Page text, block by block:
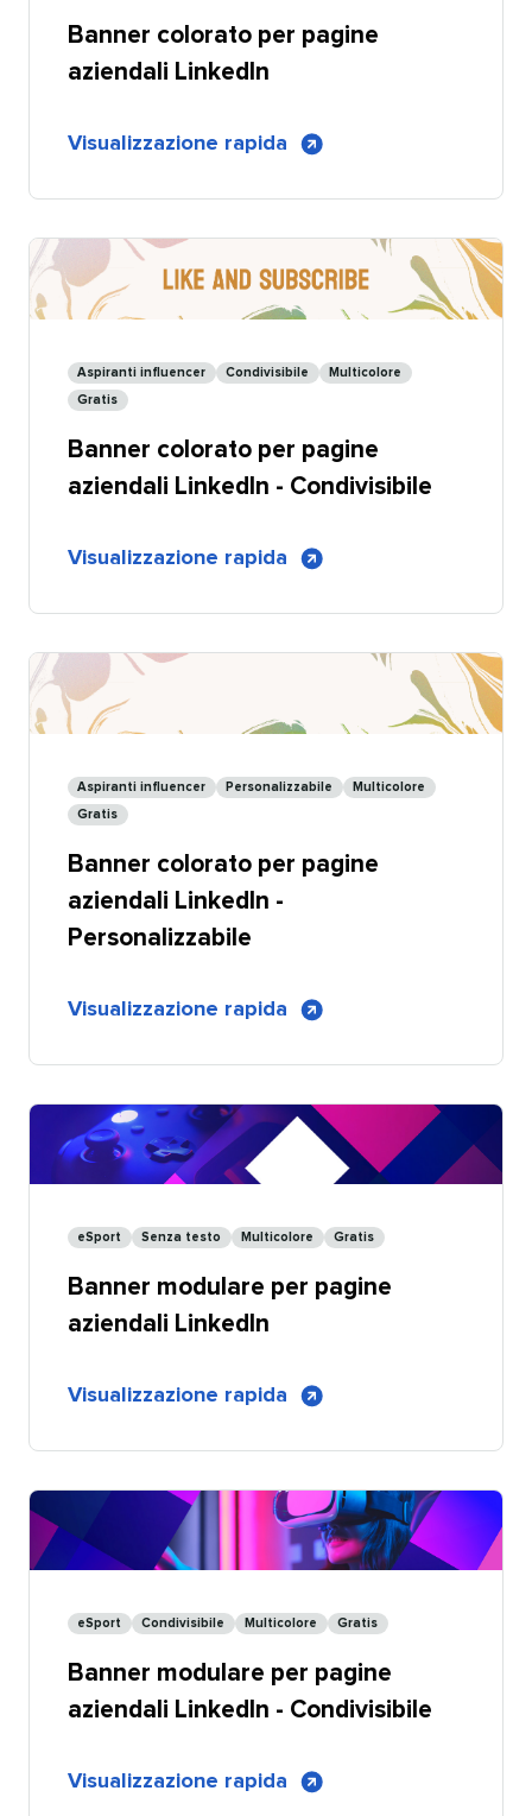
-
Personalizzabile
Banner colorato per pagine
aziendali LinkedIn​​
Visualizzazione rapida
di
colorato
per
pagine
aziendali
Aspiranti influencer​​ Condivisibile​​ Multicolore​​
Gratis​​
Banner colorato per pagine
aziendali LinkedIn - Condivisibile​​
Visualizzazione rapida
di
colorato
per
pagine
aziendali
Condivisibile
Aspiranti influencer​​ Personalizzabile​​ Multicolore​​
Gratis​​
Banner colorato per pagine
aziendali LinkedIn -
Personalizzabile​​
Visualizzazione rapida
di
colorato
per
pagine
aziendali
-
Personalizzabile
eSport​​ Senza testo​​ Multicolore​​ Gratis​​
Banner modulare per pagine
aziendali LinkedIn​​
Visualizzazione rapida
di
modulare
per
aziendali
eSport​​ Condivisibile​​ Multicolore​​ Gratis​​
Banner modulare per pagine
aziendali LinkedIn - Condivisibile​​
Visualizzazione rapida
di